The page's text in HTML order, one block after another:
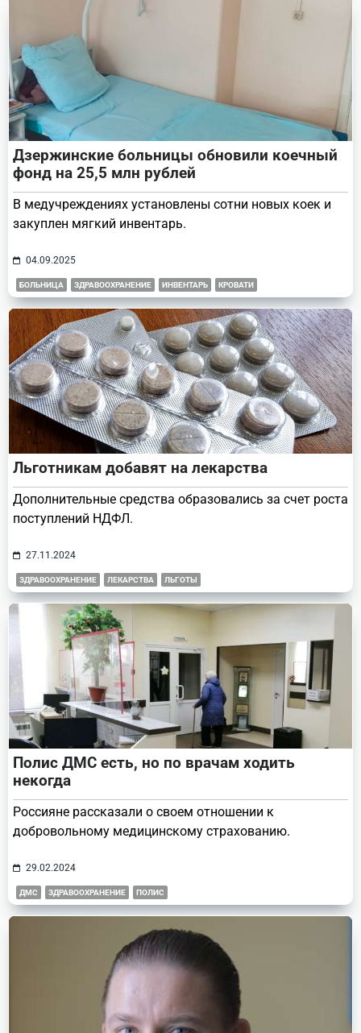
Дзержинские больницы обновили коечный
фонд на 25,5 млн рублей
В медучреждениях установлены сотни новых коек и
закуплен мягкий инвентарь.
04.09.2025
БОЛЬНИЦА ЗДРАВООХРАНЕНИЕ ИНВЕНТАРЬ КРОВАТИ
Льготникам добавят на лекарства
Дополнительные средства образовались за счет роста
поступлений НДФЛ.
27.11.2024
ЗДРАВООХРАНЕНИЕ ЛЕКАРСТВА ЛЬГОТЫ
Полис ДМС есть, но по врачам ходить
некогда
Россияне рассказали о своем отношении к
добровольному медицинскому страхованию.
29.02.2024
ДМС ЗДРАВООХРАНЕНИЕ ПОЛИС